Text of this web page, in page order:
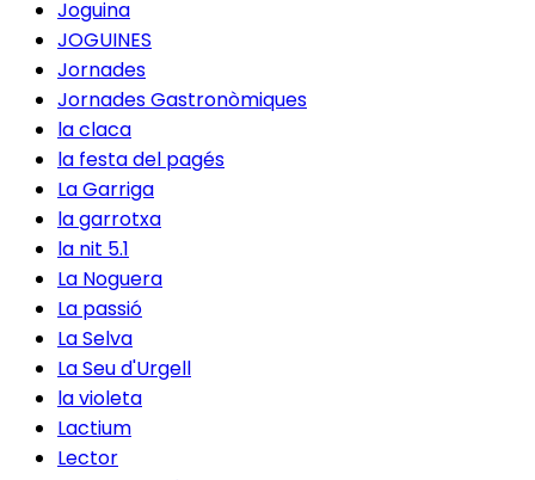
Joguina
JOGUINES
Jornades
Jornades Gastronòmiques
la claca
la festa del pagés
La Garriga
la garrotxa
la nit 5.1
La Noguera
La passió
La Selva
La Seu d'Urgell
la violeta
Lactium
Lector